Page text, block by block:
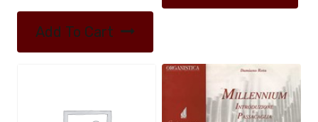
Add To Cart